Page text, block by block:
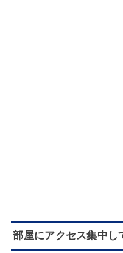
部屋にアクセス集中し